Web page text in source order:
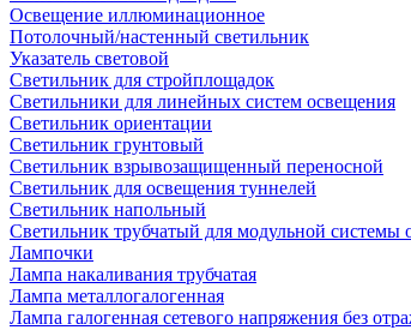
Освещение иллюминационное
Потолочный/настенный светильник
Указатель световой
Светильник для стройплощадок
Светильники для линейных систем освещения
Светильник ориентации
Светильник грунтовый
Светильник взрывозащищенный переносной
Светильник для освещения туннелей
Светильник напольный
Светильник трубчатый для модульной системы
Лампочки
Лампа накаливания трубчатая
Лампа металлогалогенная
Лампа галогенная сетевого напряжения без